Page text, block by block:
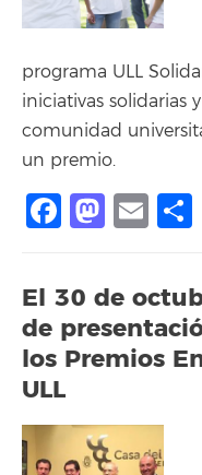
programa ULL
iniciativas solidarias
comunidad
un premio.
El 30 de
de
los Premios
ULL